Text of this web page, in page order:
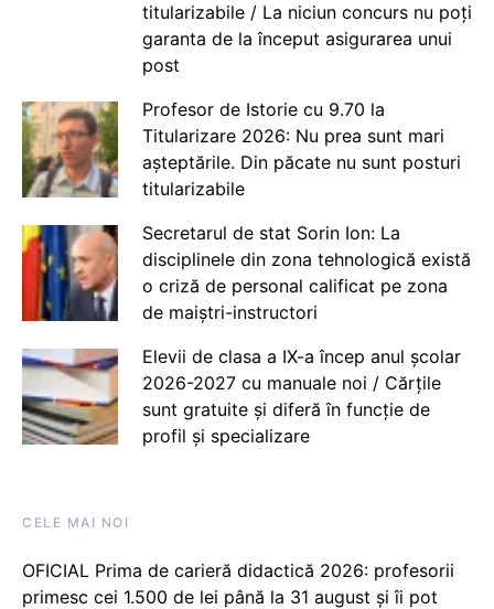
titularizabile / La niciun concurs nu poți
garanta de la început asigurarea unui
post
Profesor de Istorie cu 9.70 la
Titularizare 2026: Nu prea sunt mari
așteptările. Din păcate nu sunt posturi
titularizabile
Secretarul de stat Sorin Ion: La
disciplinele din zona tehnologică există
o criză de personal calificat pe zona
de maiștri-instructori
Elevii de clasa a IX-a încep anul școlar
2026-2027 cu manuale noi / Cărțile
sunt gratuite și diferă în funcție de
profil și specializare
CELE MAI NOI
OFICIAL Prima de carieră didactică 2026: profesorii
primesc cei 1.500 de lei până la 31 august și îi pot